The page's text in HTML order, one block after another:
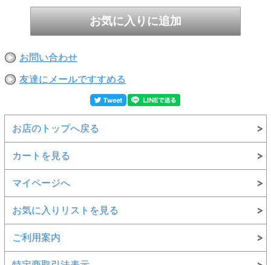
お問い合わせ
友達にメールですすめる
お店のトップへ戻る
カートを見る
マイページへ
お気に入りリストを見る
ご利用案内